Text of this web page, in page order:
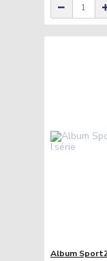
Album